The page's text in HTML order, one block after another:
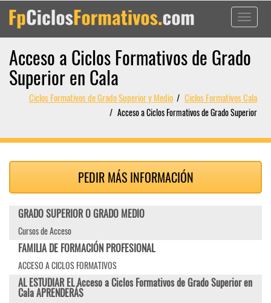
Toggle
Acceso a Ciclos Formativos de Grado
Superior en Cala
Ciclos Formativos de Grado Superior y Medio Ciclos Formativos Cala
Acceso a Ciclos Formativos de Grado Superior
PEDIR MÁS INFORMACIÓN
GRADO SUPERIOR O GRADO MEDIO
Cursos de Acceso
FAMILIA DE FORMACIÓN PROFESIONAL
ACCESO A CICLOS FORMATIVOS
AL ESTUDIAR EL Acceso a Ciclos Formativos de Grado Superior en
Cala APRENDERÁS